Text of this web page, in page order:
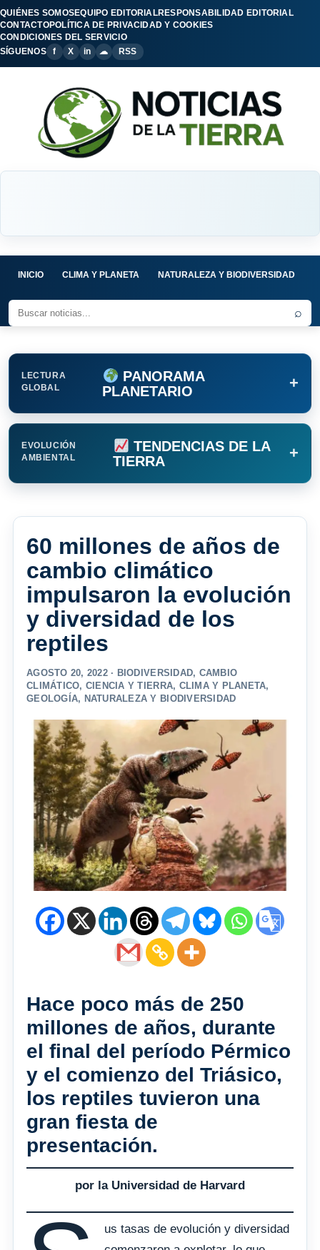
QUIÉNES SOMOSEQUIPO EDITORIALRESPONSABILIDAD EDITORIAL
CONTACTOPOLÍTICA DE PRIVACIDAD Y COOKIES
CONDICIONES DEL SERVICIO
SÍGUENOS
f X in ☁ RSS
INICIO CLIMA Y PLANETA NATURALEZA Y BIODIVERSIDAD
⌕
LECTURA
GLOBAL
PANORAMA
PLANETARIO
+
EVOLUCIÓN
AMBIENTAL
TENDENCIAS DE LA
TIERRA
+
60 millones de años de
cambio climático
impulsaron la evolución
y diversidad de los
reptiles
AGOSTO 20, 2022 · BIODIVERSIDAD, CAMBIO
CLIMÁTICO, CIENCIA Y TIERRA, CLIMA Y PLANETA,
GEOLOGÍA, NATURALEZA Y BIODIVERSIDAD
Hace poco más de 250
millones de años, durante
el final del período Pérmico
y el comienzo del Triásico,
los reptiles tuvieron una
gran fiesta de
presentación.
por la Universidad de Harvard
us tasas de evolución y diversidad